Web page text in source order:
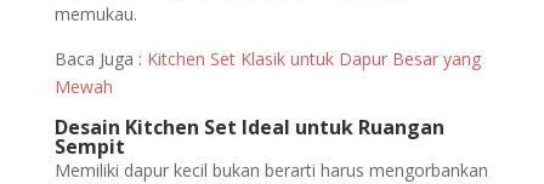
memukau.
Baca Juga : Kitchen Set Klasik untuk Dapur Besar yang
Mewah
Desain Kitchen Set Ideal untuk Ruangan
Sempit
Memiliki dapur kecil bukan berarti harus mengorbankan